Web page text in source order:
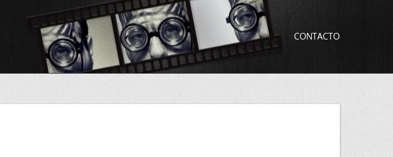
CONTACTO